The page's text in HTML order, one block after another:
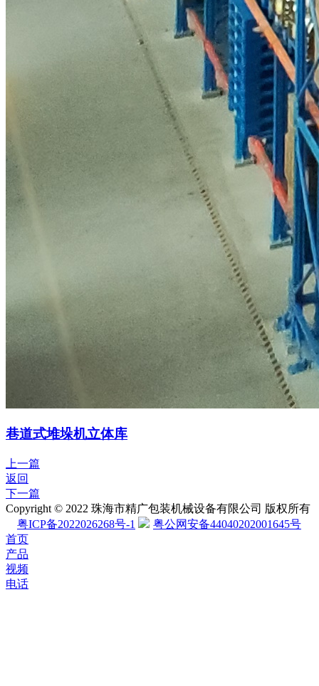
巷道式堆垛机立体库
上一篇
返回
下一篇
Copyright © 2022 珠海市精广包装机械设备有限公司 版权所有
粤ICP备2022026268号-1
粤公网安备44040202001645号
首页
产品
视频
电话